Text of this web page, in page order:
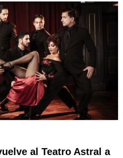
al Teatro Astral a